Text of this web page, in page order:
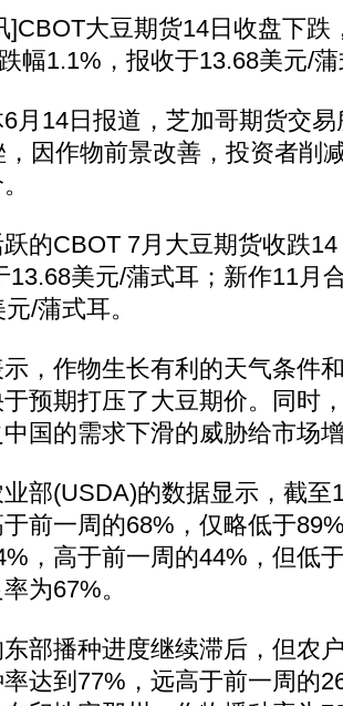
大豆期货14日收盘下跌
幅1.1%，报收于13.68美元/
14日报道，芝加哥期货交易
因作物前景改善，投资者削
CBOT 7月大豆期货收跌14
13.68美元/蒲式耳；新作11月
/蒲式耳。
作物生长有利的天气条件
预期打压了大豆期价。同时
国的需求下滑的威胁给市场
(USDA)的数据显示，截至
前一周的68%，仅略低于
，高于前一周的44%，但低
为67%。
播种进度继续滞后，但农
达到77%，远高于前一周的